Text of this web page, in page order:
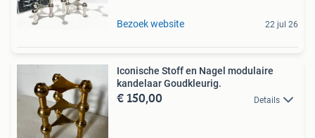
Bezoek website 22 jul 26
Iconische Stoff en Nagel modulaire
kandelaar Goudkleurig.
€ 150,00 Details